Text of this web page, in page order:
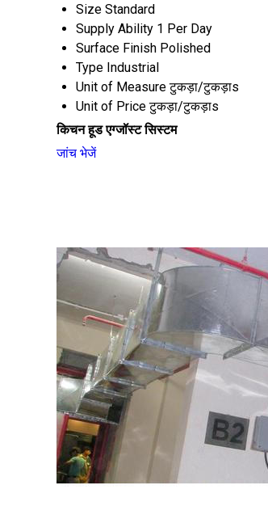
Size Standard
Supply Ability 1 Per Day
Surface Finish Polished
Type Industrial
Unit of Measure टुकड़ा/टुकड़ाs
Unit of Price टुकड़ा/टुकड़ाs
किचन हूड एग्जॉस्ट सिस्टम
जांच भेजें